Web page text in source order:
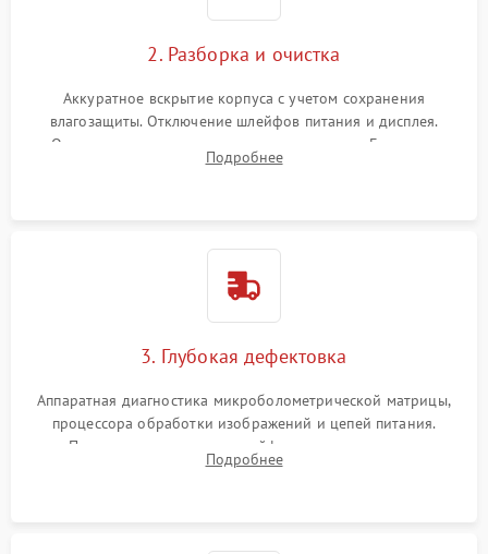
2. Разборка и очистка
Аккуратное вскрытие корпуса с учетом сохранения
влагозащиты. Отключение шлейфов питания и дисплея.
Очистка внутренних плат от окислов и пыли. Бережная
обработка германиевого объектива специализированными
Подробнее
3. Глубокая дефектовка
Аппаратная диагностика микроболометрической матрицы,
процессора обработки изображений и цепей питания.
Проверка целостности шлейфов, модуля памяти и
интерфейсов связи. Выявление сгоревших SMD-компонентов
Подробнее